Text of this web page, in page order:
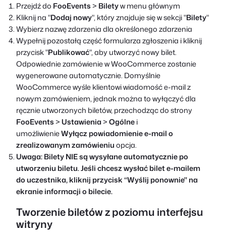
Przejdź do FooEvents> Biletyw menu głównym
Kliknij na "Dodaj nowy", który znajduje się w sekcji "Bilety"
Wybierz nazwę zdarzenia dla określonego zdarzenia
Wypełnij pozostałą część formularza zgłoszenia i kliknij
przycisk "Publikować", aby utworzyć nowy bilet.
Odpowiednie zamówienie w WooCommerce zostanie
wygenerowane automatycznie. Domyślnie
WooCommerce wyśle klientowi wiadomość e-mail z
nowym zamówieniem, jednak można to wyłączyć dla
ręcznie utworzonych biletów, przechodząc do strony
FooEvents>Ustawienia>Ogólnei
umożliwienieWyłącz powiadomienie e-mail o
zrealizowanym zamówieniuopcja.
Uwaga: Bilety NIE są wysyłane automatycznie po
utworzeniu biletu. Jeśli chcesz wysłać bilet e-mailem
do uczestnika, kliknij przycisk “Wyślij ponownie" na
ekranie informacji o bilecie.
Tworzenie biletów z poziomu interfejsu
witryny